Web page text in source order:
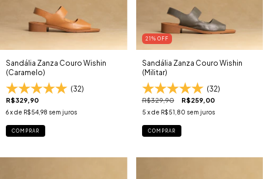
Sandália Zanza Couro Wishin
(Caramelo)
(32)
R$329,90
6x de R$54,98 sem juros
COMPRAR
21 % OFF
Sandália Zanza Couro Wishin
(Militar)
(32)
R$329,90 R$259,00
5 x de R$51,80 sem juros
COMPRAR